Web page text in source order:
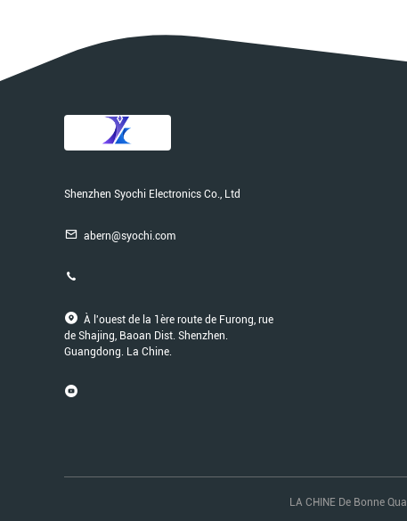
Shenzhen Syochi Electronics Co., Ltd
abern@syochi.com
À l'ouest de la 1ère route de Furong, rue
de Shajing, Baoan Dist. Shenzhen.
Guangdong. La Chine.
LA CHINE De Bonne